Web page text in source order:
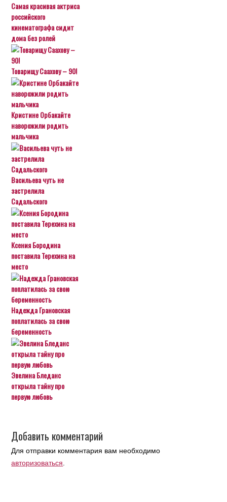
Самая красивая актриса
российского
кинематографа сидит
дома без ролей
Товарищу Саахову – 90!
Кристине Орбакайте
наворожили родить
мальчика
Васильева чуть не
застрелила
Садальского
Ксения Бородина
поставила Терехина на
место
Надежда Грановская
поплатилась за свою
беременность
Эвелина Бледанс
открыла тайну про
первую любовь
Добавить комментарий
Для отправки комментария вам необходимо
авторизоваться